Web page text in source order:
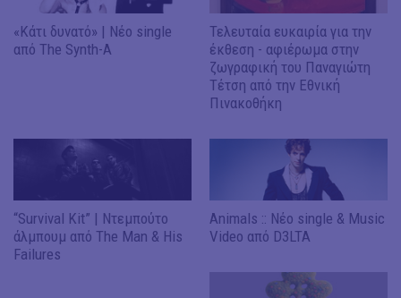
«Κάτι δυνατό» | Νέο single
από The Synth-A
Τελευταία ευκαιρία για την
έκθεση - αφιέρωμα στην
ζωγραφική του Παναγιώτη
Τέτση από την Εθνική
Πινακοθήκη
“Survival Kit” | Ντεμπούτο
άλμπουμ από The Man & His
Failures
Animals :: Νέο single & Music
Video από D3LTA